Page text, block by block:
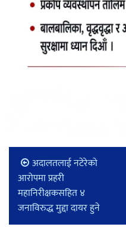
अदालतलाई नटेरेको
आरोपमा प्रहरी
महानिरीक्षकसहित ४
जनाविरुद्ध मुद्दा दायर हुने